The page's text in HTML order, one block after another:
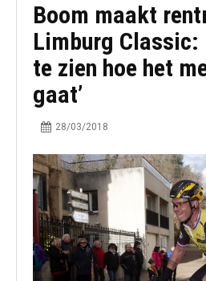
Boom maakt
Limburg Classic:
te zien hoe het
gaat’
28/03/2018